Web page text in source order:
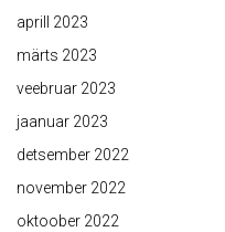
aprill 2023
märts 2023
veebruar 2023
jaanuar 2023
detsember 2022
november 2022
oktoober 2022